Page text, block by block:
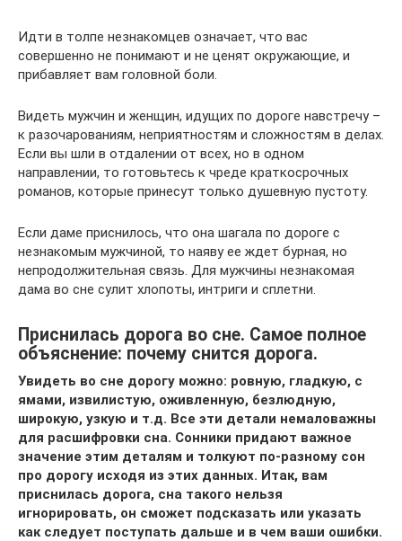
Идти в толпе незнакомцев означает, что вас
совершенно не понимают и не ценят окружающие, и
прибавляет вам головной боли.
Видеть мужчин и женщин, идущих по дороге навстречу –
к разочарованиям, неприятностям и сложностям в делах.
Если вы шли в отдалении от всех, но в одном
направлении, то готовьтесь к чреде краткосрочных
романов, которые принесут только душевную пустоту.
Если даме приснилось, что она шагала по дороге с
незнакомым мужчиной, то наяву ее ждет бурная, но
непродолжительная связь. Для мужчины незнакомая
дама во сне сулит хлопоты, интриги и сплетни.
Приснилась дорога во сне. Самое полное
объяснение: почему снится дорога.
Увидеть во сне дорогу можно: ровную, гладкую, с
ямами, извилистую, оживленную, безлюдную,
широкую, узкую и т.д. Все эти детали немаловажны
для расшифровки сна. Сонники придают важное
значение этим деталям и толкуют по-разному сон
про дорогу исходя из этих данных. Итак, вам
приснилась дорога, сна такого нельзя
игнорировать, он сможет подсказать или указать
как следует поступать дальше и в чем ваши ошибки.